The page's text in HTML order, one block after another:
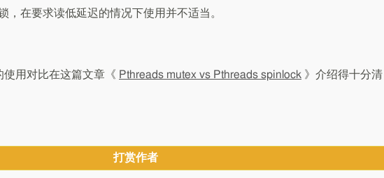
，在要求读低延迟的情况下使用并不适当。
用对比在这篇文章《 Pthreads mutex vs Pthreads spinlock 》介绍得十分清
打赏作者